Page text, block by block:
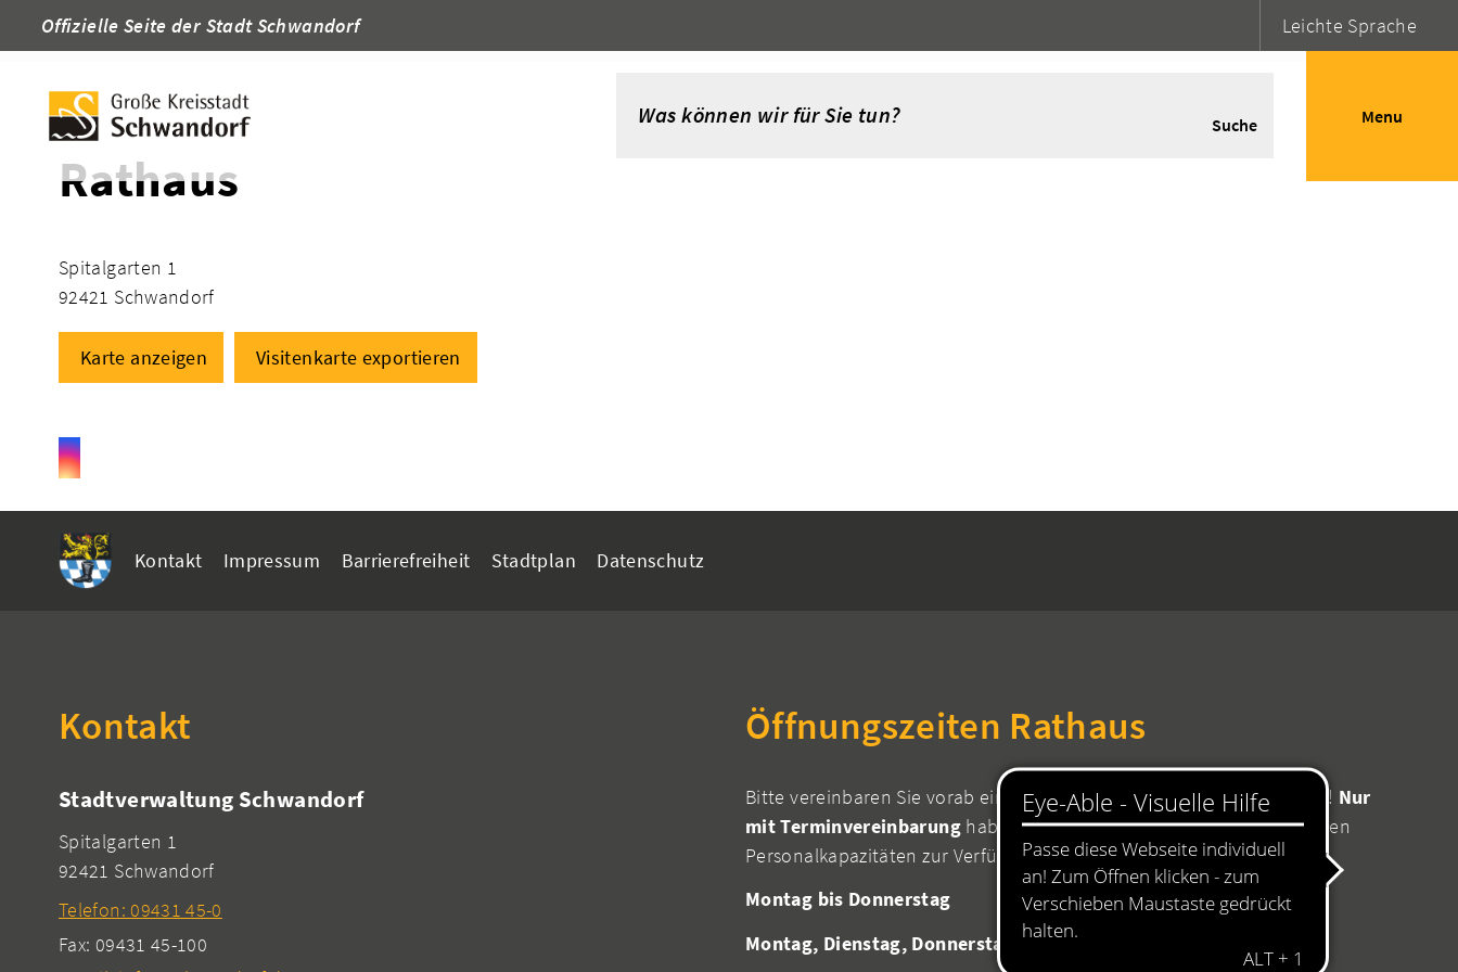
Offizielle Seite der Stadt Schwandorf Leichte Sprache
Suche Menu
Startseite Adressen
Rathaus
Spitalgarten 1
92421 Schwandorf
Karte anzeigen Visitenkarte exportieren
Kontakt Impressum Barrierefreiheit Stadtplan Datenschutz
Kontakt
Stadtverwaltung Schwandorf
Spitalgarten 1
92421 Schwandorf
Telefon: 09431 45-0
Fax: 09431 45-100
Öffnungszeiten Rathaus
Bitte vereinbaren Sie vorab einen Termin mit Ihrer zuständigen Stelle! Nur
mit Terminvereinbarunghaben Sie die Sicherheit, dass für Ihr Anliegen
Personalkapazitäten zur Verfügung stehen.
Montag bis Donnerstag
Montag, Dienstag, Donnerstag
08:00 bis 11:45 Uhr